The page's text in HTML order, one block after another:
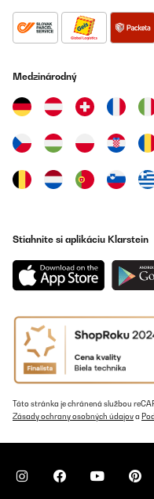
Medzinárodný
Stiahnite si aplikáciu Klarstein
Táto stránka je chránená službou
Zásady ochrany osobných údajova